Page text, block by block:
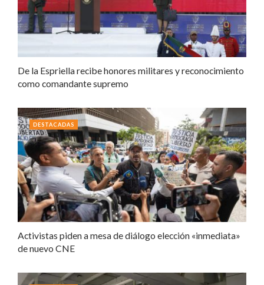
De la Espriella recibe honores militares y reconocimiento
como comandante supremo
Activistas piden a mesa de diálogo elección «inmediata»
de nuevo CNE
DESTACADAS